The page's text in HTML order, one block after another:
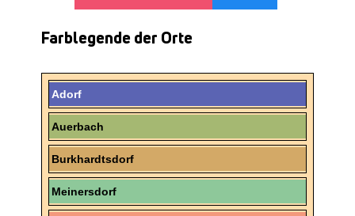
Farblegende der Orte
Adorf
Auerbach
Burkhardtsdorf
Meinersdorf